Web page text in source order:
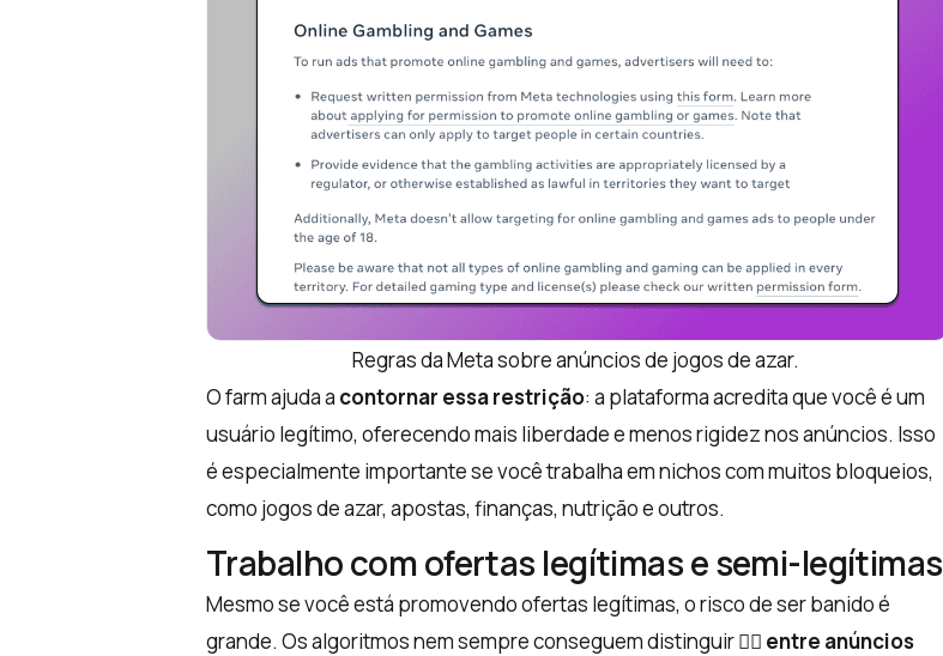
Regras da Meta sobre anúncios de jogos de azar.
O farm ajuda a contornar essa restrição: a plataforma acredita que você é um
usuário legítimo, oferecendo mais liberdade e menos rigidez nos anúncios. Isso
é especialmente importante se você trabalha em nichos com muitos bloqueios,
como jogos de azar, apostas, finanças, nutrição e outros.
Trabalho com ofertas legítimas e semi-legítimas
Mesmo se você está promovendo ofertas legítimas, o risco de ser banido é
grande. Os algoritmos nem sempre conseguem distinguir 🤷‍♂️ entre anúncios